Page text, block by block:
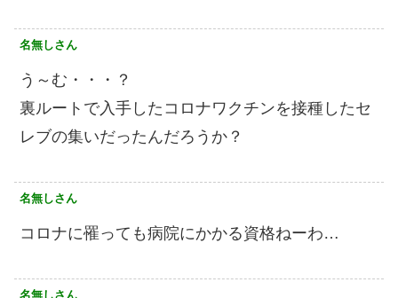
名無しさん
う～む・・・？
裏ルートで入手したコロナワクチンを接種したセ
レブの集いだったんだろうか？
名無しさん
コロナに罹っても病院にかかる資格ねーわ…
名無しさん